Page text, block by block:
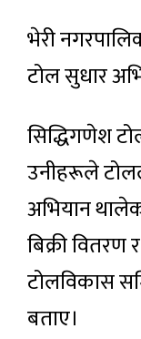
भेरी
टोल सुधार
सिद्धिगणेश
उनीहरूले
अभियान
बिक्री वितरण
टोलविकास
बताए।